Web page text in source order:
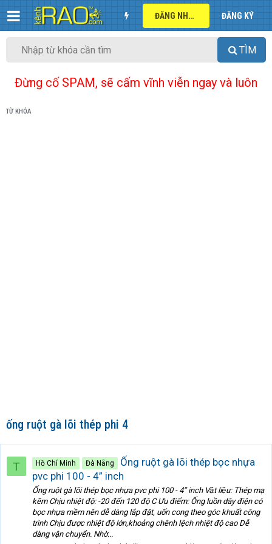
ĐĂNG NHẬP ĐĂNG KÝ
TÌM
Đừng cố SPAM, sẽ cấm vĩnh viễn ngay và luôn
TỪ KHÓA
ống ruột gà lõi thép phi 4
T Hồ Chí Minh Đà Nẵng
Ống ruột gà lõi thép bọc nhựa
pvc phi 100 - 4” inch
Ống ruột gà lõi thép bọc nhựa pvc phi 100 - 4” inch Vật liệu: Thép mạ
kẽm Chịu nhiệt độ: -20 đến 120 độ C Ưu điểm: Ống luồn dây điện có
bọc nhựa mềm nên dễ dàng lắp đặt, uốn cong theo góc khuất công
trình Chịu được nhiệt độ lớn,khoảng chênh lệch nhiệt độ cao Dễ
dàng vận chuyển. Nhờ...